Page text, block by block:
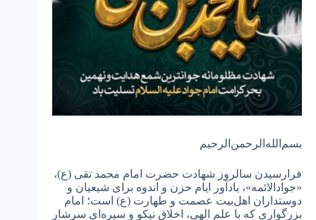
بسم‌الله‌الرحمن‌الرحیم
فرارسیدن سالروز شهادت حضرت امام محمد تقی (ع)،
«جوادالائمه»، یادآور ایام حزن و اندوه برای شیعیان و
دوستداران اهل‌بیت عصمت و طهارت (ع) است؛ امام
بزرگواری که با علم الهی، اخلاق نیکو و سیره‌ای سرشار